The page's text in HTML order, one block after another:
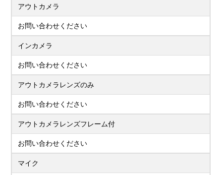
アウトカメラ
お問い合わせください
インカメラ
お問い合わせください
アウトカメラレンズのみ
お問い合わせください
アウトカメラレンズフレーム付
お問い合わせください
マイク